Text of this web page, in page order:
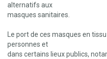
alternatifs aux
masques sanitaires.
Le port de ces masques en
personnes et
dans certains lieux publics,